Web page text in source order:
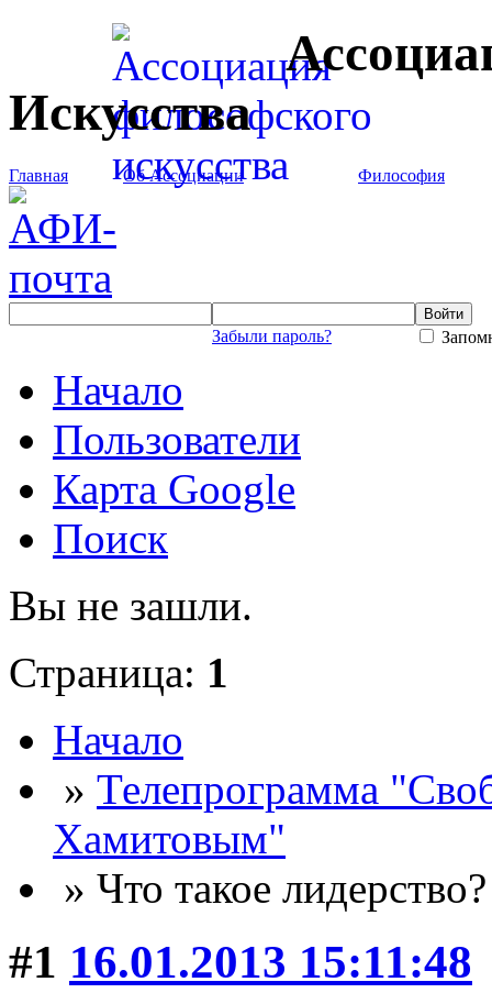
Искусства
Главная Об Ассоциации Философия
Забыли пароль?
Начало
Пользователи
Карта Google
Поиск
Вы не зашли.
Страница: 1
Начало
» Телепрограмма
Хамитовым"
» Что такое лидерство?
#1 16.01.2013 15:11:48